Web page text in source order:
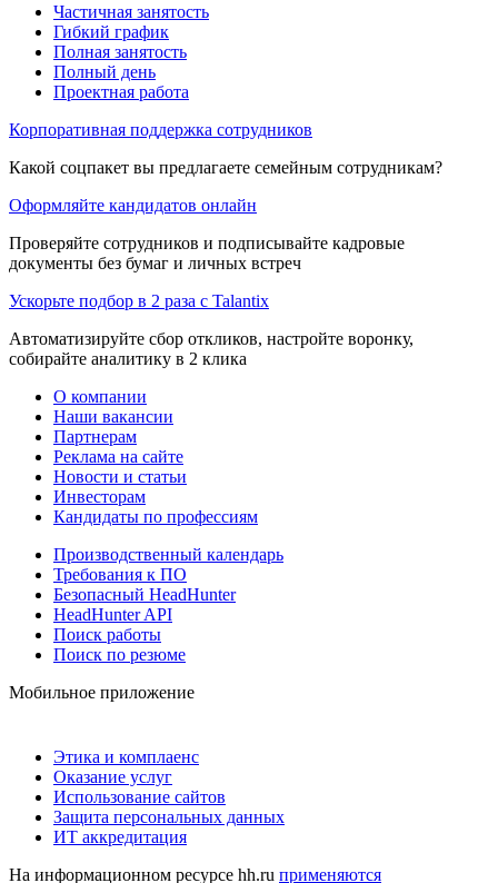
Частичная занятость
Гибкий график
Полная занятость
Полный день
Проектная работа
Корпоративная поддержка сотрудников
Какой соцпакет вы предлагаете семейным сотрудникам?
Оформляйте кандидатов онлайн
Проверяйте сотрудников и подписывайте кадровые
документы без бумаг и личных встреч
Ускорьте подбор в 2 раза с Talantix
Автоматизируйте сбор откликов, настройте воронку,
собирайте аналитику в 2 клика
О компании
Наши вакансии
Партнерам
Реклама на сайте
Новости и статьи
Инвесторам
Кандидаты по профессиям
Производственный календарь
Требования к ПО
Безопасный HeadHunter
HeadHunter API
Поиск работы
Поиск по резюме
Мобильное приложение
Этика и комплаенс
Оказание услуг
Использование сайтов
Защита персональных данных
ИТ аккредитация
На информационном ресурсе hh.ru применяются